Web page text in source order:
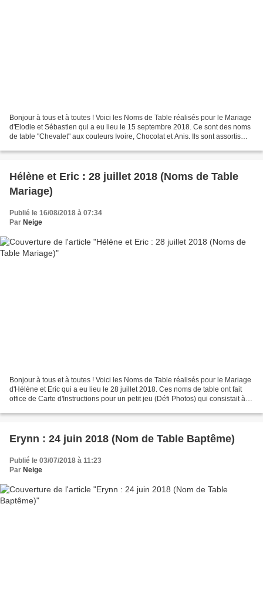
Bonjour à tous et à toutes ! Voici les Noms de Table réalisés pour le Mariage
d'Elodie et Sébastien qui a eu lieu le 15 septembre 2018. Ce sont des noms
de table "Chevalet" aux couleurs Ivoire, Chocolat et Anis. Ils sont assortis
Hélène et Eric : 28 juillet 2018 (Noms de Table
Mariage)
Publié le 16/08/2018 à 07:34
Par Neige
Bonjour à tous et à toutes ! Voici les Noms de Table réalisés pour le Mariage
d'Hélène et Eric qui a eu lieu le 28 juillet 2018. Ces noms de table ont fait
office de Carte d'Instructions pour un petit jeu (Défi Photos) qui consistait à
Erynn : 24 juin 2018 (Nom de Table Baptême)
Publié le 03/07/2018 à 11:23
Par Neige